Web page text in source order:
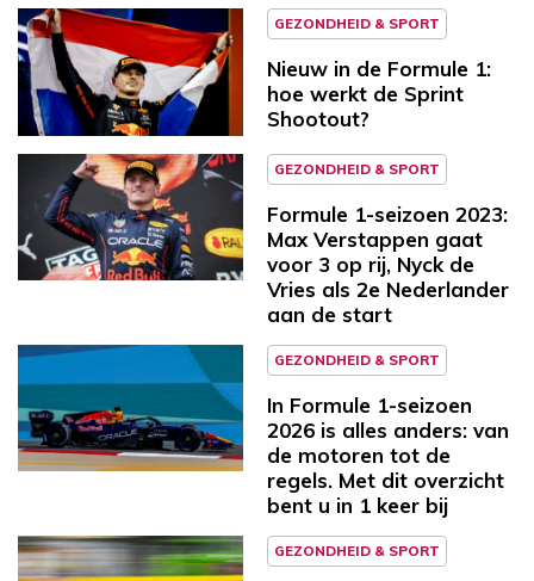
GEZONDHEID & SPORT
Nieuw in de Formule 1:
hoe werkt de Sprint
Shootout?
GEZONDHEID & SPORT
Formule 1-seizoen 2023:
Max Verstappen gaat
voor 3 op rij, Nyck de
Vries als 2e Nederlander
aan de start
GEZONDHEID & SPORT
In Formule 1-seizoen
2026 is alles anders: van
de motoren tot de
regels. Met dit overzicht
bent u in 1 keer bij
GEZONDHEID & SPORT